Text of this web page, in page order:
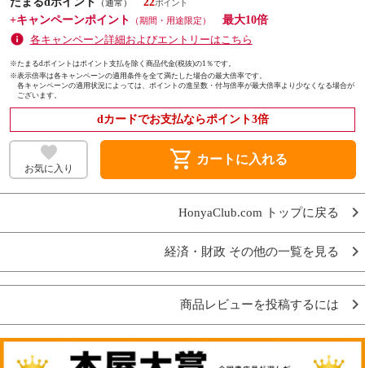
（通常）
+キャンペーンポイント
（期間・用途限定）
最大10倍
各キャンペーン詳細およびエントリーはこちら
※たまるdポイントはポイント支払を除く商品代金(税抜)の1％です。
※表示倍率は各キャンペーンの適用条件を全て満たした場合の最大倍率です。
各キャンペーンの適用状況によっては、ポイントの進呈数・付与倍率が最大倍率より少なくなる場合が
ございます。
dカードでお支払ならポイント3倍
お気に入り shopping_cart カートに入れる
HonyaClub.com トップに戻る
経済・財政 その他の一覧を見る
商品レビューを投稿するには